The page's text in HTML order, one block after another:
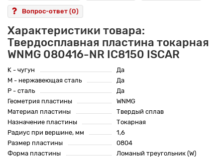
Вопрос-ответ (0)
Характеристики товара:
Твердосплавная пластина токарная
WNMG 080416-NR IC8150 ISCAR
K - чугун
Да
M - нержавеющая сталь
Да
P - сталь
Да
Геометрия пластины
WNMG
Материал пластины
Твердый сплав
Назначение пластины
Токарная
Радиус при вершине, мм
1,6
Размер пластины
0804
Форма пластины
Ломаный треугольник (W)